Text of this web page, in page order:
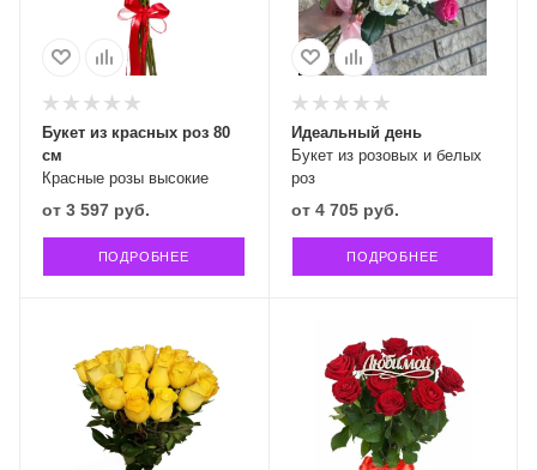
Красные розы высокие
Букет из красных роз 80
см
от 3 597 руб.
ПОДРОБНЕЕ
Букет из розовых и белых
роз
Идеальный день
от 4 705 руб.
ПОДРОБНЕЕ